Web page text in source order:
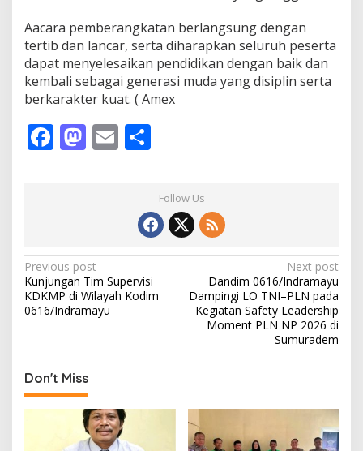
Aacara pemberangkatan berlangsung dengan
tertib dan lancar, serta diharapkan seluruh peserta
dapat menyelesaikan pendidikan dengan baik dan
kembali sebagai generasi muda yang disiplin serta
berkarakter kuat. ( Amex
F
o
k
M
n
E
ar
eFollow Us
P
o
s
a
v
Previous post
Kunjungan Tim Supervisi
KDKMP di Wilayah Kodim
0616/Indramayu
Next post
Dandim 0616/Indramayu
Dampingi LO TNI–PLN pada
Kegiatan Safety Leadership
Moment PLN NP 2026 di
Sumuradem
Don't Miss